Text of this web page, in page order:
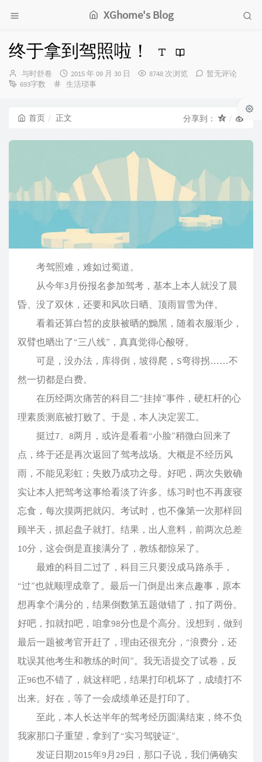
XGhome's Blog
终于拿到驾照啦！
博
主：
与时舒卷
发
布
2015 年 09 月 30 日 8748 次浏览
暂无评论
693字数
分
生活琐事
首页 正文 分享到：
考驾照难，难如过蜀道。
从今年3月份报名参加驾考，基本上本人就没了晨
昏、没了双休，还要和风吹日晒、顶雨冒雪为伴。
看着还算白皙的皮肤被晒的黝黑，随着衣服渐少，
双臂也晒出了“三八线”，真真觉得心酸呀。
可是，没办法，库得倒，坡得爬，S弯得拐……不
然一切都是白费。
在历经两次痛苦的科目二“挂掉”事件，硬杠杆的心
理素质测底被打败了。于是，本人决定罢工。
挺过7、8两月，或许是看着“小脸”稍微白回来了
点，终于还是再次返回了驾考战场。大概是不经历风
雨，不能见彩虹；失败乃成功之母。好吧，两次失败确
实让本人把驾考这事给看淡了许多。练习时也不再废寝
忘食，每次摸两把就闪。考试时，也不像第一次那样回
顾半天，抓起盘子就打。结果，出人意料，前两次总差
10分，这会倒是直接满分了，教练都惊呆了。
最难的科目二过了，科目三只要没成马路杀手，
“过”也就顺理成章了。最后一门倒是出来点趣事，原本
想再拿个满分的，结果倒数第五题做错了，扣了两份。
好吧，扣就扣吧，咱拿98分也是个高分。没想到，做到
最后一题被考官开赶了，理由还很充分，“浪费分，还
耽误其他考生和教练的时间”。我无语提交了试卷，反
正96也不错了，就这样吧，结果打印机坏了，成绩打不
出来。好在，等了一会成绩单还是打印了。
至此，本人长达半年的驾考经历圆满结束，终不负
我家那口子重望，拿到了“实习驾驶证”。
发证日期2015年9月29日，那口子说，我们俩确实